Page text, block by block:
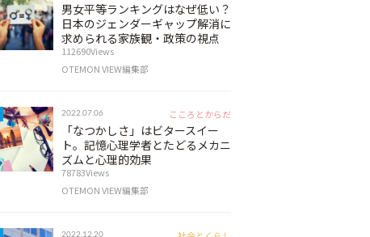
男女平等ランキングはなぜ低い？
日本のジェンダーギャップ解消に
求められる家族観・政策の視点
112690Views
OTEMON VIEW編集部
2022.07.06 こころとからだ
「なつかしさ」はビタースイー
ト。記憶心理学者とたどるメカニ
ズムと心理的効果
78783Views
OTEMON VIEW編集部
2022.12.20